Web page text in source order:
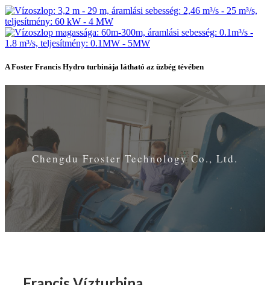
A Foster Francis Hydro turbinája látható az üzbég tévében
Chengdu Froster Technology Co., Ltd.